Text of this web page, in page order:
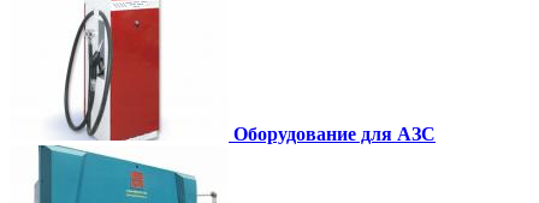
Оборудование для АЗС